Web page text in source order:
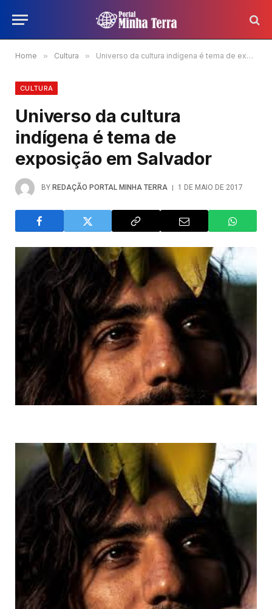
Home » Cultura » Universo da cultura indígena é tema de exposição em Salvador
CULTURA
Universo da cultura
indígena é tema de
exposição em Salvador
BY REDAÇÃO PORTAL MINHA TERRA 1 DE MAIO DE 2017